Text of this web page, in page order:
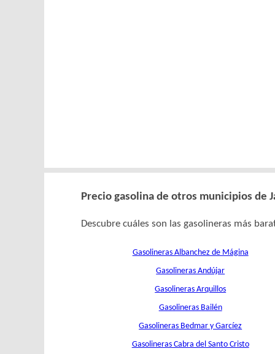
Precio gasolina de otros municipios de
Descubre cuáles son las gasolineras más
Gasolineras Albanchez de Mágina
Gasolineras Andújar
Gasolineras Arquillos
Gasolineras Bailén
Gasolineras Bedmar y Garcíez
Gasolineras Cabra del Santo Cristo